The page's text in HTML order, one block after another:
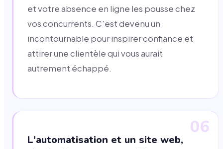
et votre absence en ligne les pousse chez
vos concurrents. C'est devenu un
incontournable pour inspirer confiance et
attirer une clientèle qui vous aurait
autrement échappé.
06
L'automatisation et un site web,